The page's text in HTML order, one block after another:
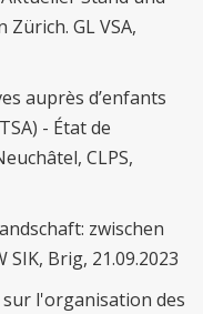
GL VSA,
auprès d’enfants
- État de
CLPS,
zwischen
Brig, 21.09.2023
sur l'organisation des